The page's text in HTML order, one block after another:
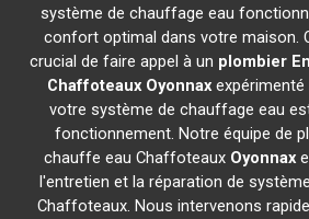
système de chauffage eau
confort optimal dans votre maison.
crucial de faire appel à un plombier
Chaffoteaux Oyonnaxexpérimenté
votre système de chauffage eau
fonctionnement. Notre équipe de
chauffe eau Chaffoteaux Oyonnax
l'entretien et la réparation de
Chaffoteaux. Nous intervenons